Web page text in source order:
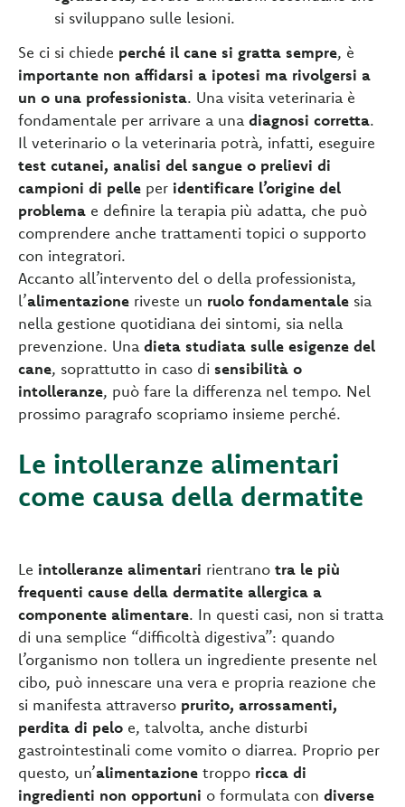
si sviluppano sulle lesioni.
Se ci si chiede perché il cane si gratta sempre, è
importante non affidarsi a ipotesi ma rivolgersi a
un o una professionista. Una visita veterinaria è
fondamentale per arrivare a una diagnosi corretta.
Il veterinario o la veterinaria potrà, infatti, eseguire
test cutanei, analisi del sangue o prelievi di
campioni di pelle per identificare l’origine del
problema e definire la terapia più adatta, che può
comprendere anche trattamenti topici o supporto
con integratori.
Accanto all’intervento del o della professionista,
l’alimentazione riveste un ruolo fondamentale sia
nella gestione quotidiana dei sintomi, sia nella
prevenzione. Una dieta studiata sulle esigenze del
cane, soprattutto in caso di sensibilità o
intolleranze, può fare la differenza nel tempo. Nel
prossimo paragrafo scopriamo insieme perché.
Le intolleranze alimentari
come causa della dermatite
Le intolleranze alimentari rientrano tra le più
frequenti cause della dermatite allergica a
componente alimentare. In questi casi, non si tratta
di una semplice “difficoltà digestiva”: quando
l’organismo non tollera un ingrediente presente nel
cibo, può innescare una vera e propria reazione che
si manifesta attraverso prurito, arrossamenti,
perdita di pelo e, talvolta, anche disturbi
gastrointestinali come vomito o diarrea. Proprio per
questo, un’alimentazione troppo ricca di
ingredienti non opportuni o formulata con diverse